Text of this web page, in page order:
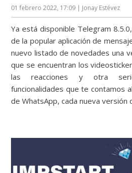
01 febrero 2022, 17:09 | Jonay Estévez
Ya está disponible Telegram
de la popular aplicación de
nuevo listado de novedades una
que se encuentran los
las reacciones y otra
funcionalidades que te contamos
de WhatsApp, cada nueva versión